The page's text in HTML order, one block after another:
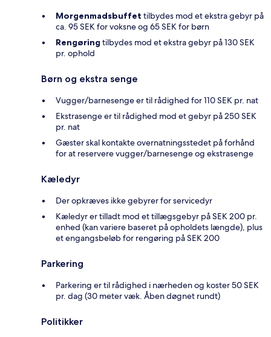
Morgenmadsbuffet tilbydes mod et ekstra gebyr på
ca. 95 SEK for voksne og 65 SEK for børn
Rengøring tilbydes mod et ekstra gebyr på 130 SEK
pr. ophold
Børn og ekstra senge
Vugger/barnesenge er til rådighed for 110 SEK pr. nat
Ekstrasenge er til rådighed mod et gebyr på 250 SEK
pr. nat
Gæster skal kontakte overnatningsstedet på forhånd
for at reservere vugger/barnesenge og ekstrasenge
Kæledyr
Der opkræves ikke gebyrer for servicedyr
Kæledyr er tilladt mod et tillægsgebyr på SEK 200 pr.
enhed (kan variere baseret på opholdets længde), plus
et engangsbeløb for rengøring på SEK 200
Parkering
Parkering er til rådighed i nærheden og koster 50 SEK
pr. dag (30 meter væk. Åben døgnet rundt)
Politikker